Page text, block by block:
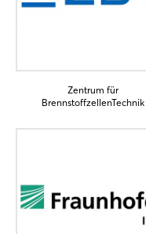
Zentrum für
BrennstoffzellenTechnik